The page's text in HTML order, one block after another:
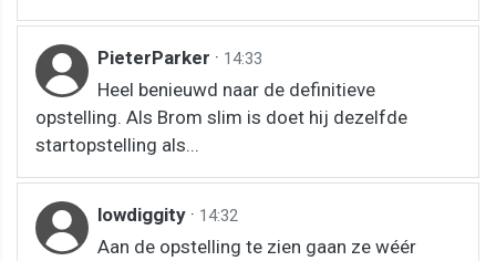
PieterParker · 14:33
Heel benieuwd naar de definitieve
opstelling. Als Brom slim is doet hij dezelfde
startopstelling als...
lowdiggity · 14:32
Aan de opstelling te zien gaan ze wéér